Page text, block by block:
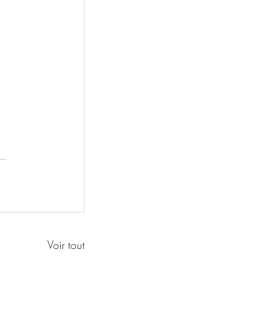
Voir tout